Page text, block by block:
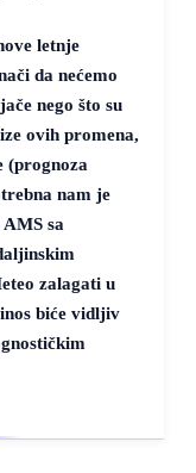
letnje
da nećemo
nego što su
ovih promena,
(prognoza
nam je
sa
zalagati u
biće vidljiv